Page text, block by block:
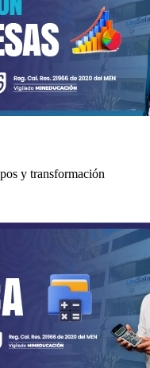
y transformación